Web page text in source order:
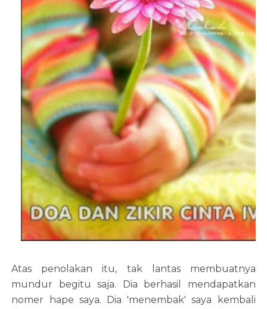
Atas penolakan itu, tak lantas membuatnya
mundur begitu saja. Dia berhasil mendapatkan
nomer hape saya. Dia 'menembak' saya kembali